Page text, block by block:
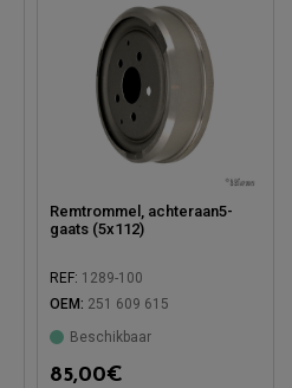
Remtrommel, achteraan5-
gaats (5x112)
REF: 1289-100
OEM: 251 609 615
Beschikbaar
85,00€
Compatibel met: